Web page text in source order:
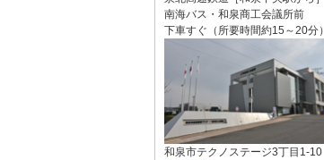
南海バス・和泉商工会議所前
下車すぐ（所要時間約15～20分）
和泉市テクノステージ3丁目1-10